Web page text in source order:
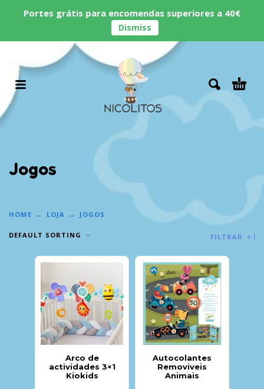
Portes grátis para encomendas superiores a 40€
Dismiss
Jogos
HOME LOJA JOGOS
DEFAULT SORTING FILTRAR
Arco de
actividades 3×1
Kiokids
Autocolantes
Removiveis
Animais